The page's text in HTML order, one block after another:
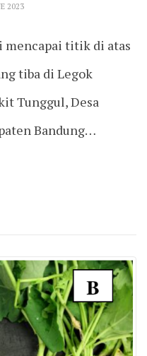
2023
mencapai titik di atas
tiba di Legok
Tunggul, Desa
Bandung…